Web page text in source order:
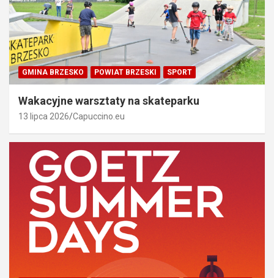
GMINA BRZESKO POWIAT BRZESKI SPORT
Wakacyjne warsztaty na skateparku
13 lipca 2026 Capuccino.eu